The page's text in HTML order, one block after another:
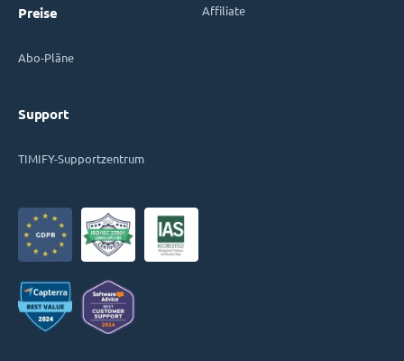
Preise
Abo-Pläne
Support
TIMIFY-Supportzentrum
Affiliate